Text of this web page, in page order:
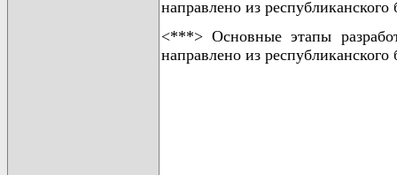
направлено из
<***> Основные этапы
направлено из